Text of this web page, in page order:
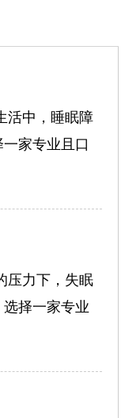
活中，睡眠障
家专业且口
压力下，失眠
择一家专业
来/心理咨询师
烟咨询，青春期叛逆、考